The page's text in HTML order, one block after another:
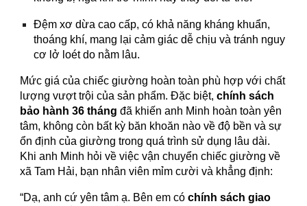
Đệm xơ dừa cao cấp, có khả năng kháng khuẩn,
thoáng khí, mang lại cảm giác dễ chịu và tránh nguy
cơ lở loét do nằm lâu.
Mức giá của chiếc giường hoàn toàn phù hợp với chất
lượng vượt trội của sản phẩm. Đặc biệt,chính sách
bảo hành 36 tháng đã khiến anh Minh hoàn toàn yên
tâm, không còn bất kỳ băn khoăn nào về độ bền và sự
ổn định của giường trong quá trình sử dụng lâu dài.
Khi anh Minh hỏi về việc vận chuyển chiếc giường về
xã Tam Hải, bạn nhân viên mỉm cười và khẳng định:
“Dạ, anh cứ yên tâm ạ. Bên em cóchính sách giao